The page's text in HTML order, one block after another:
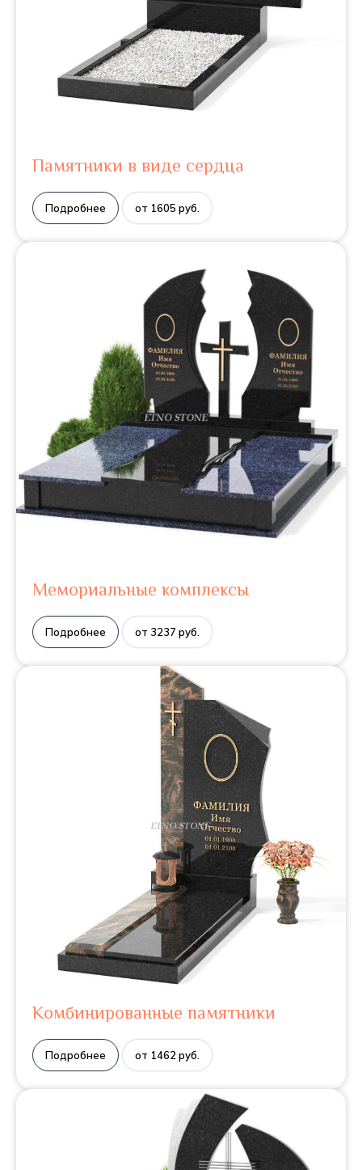
Памятники в виде сердца
Подробнее от 1605 руб.
Мемориальные комплексы
Подробнее от 3237 руб.
Комбинированные памятники
Подробнее от 1462 руб.